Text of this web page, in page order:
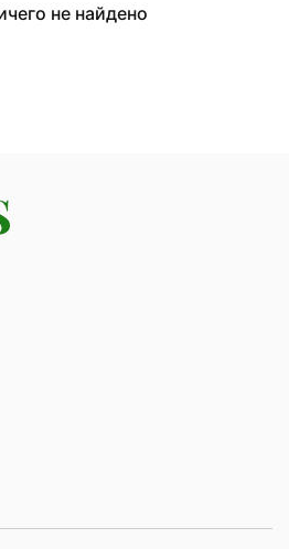
не найдено